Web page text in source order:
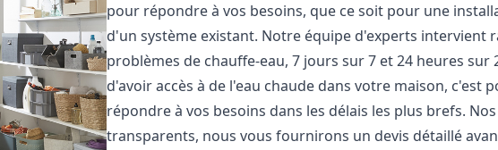
pour répondre à vos besoins, que ce soit pour une
d'un système existant. Notre équipe d'experts intervient
problèmes de chauffe-eau, 7 jours sur 7 et 24 heures
d'avoir accès à de l'eau chaude dans votre maison, c'est
répondre à vos besoins dans les délais les plus brefs.
transparents, nous vous fournirons un devis détaillé